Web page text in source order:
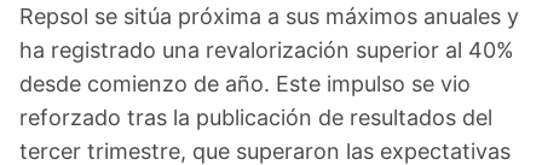
Repsol se sitúa próxima a sus máximos anuales y
ha registrado una revalorización superior al 40%
desde comienzo de año. Este impulso se vio
reforzado tras la publicación de resultados del
tercer trimestre, que superaron las expectativas